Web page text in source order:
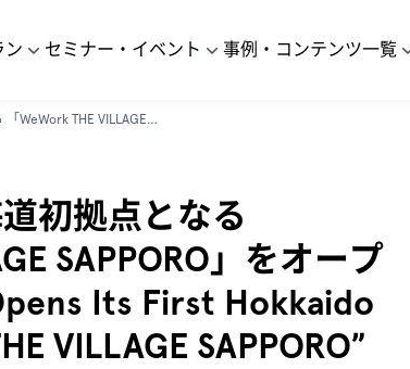
ン セミナー・イベント 事例・コンテンツ一覧
WeWork Japan、北海道初拠点となる 「WeWork THE VILLAGE SAPPORO」をオープン / WeWork Japan Opens Its First Hokkaido Location, “WeWork THE VILLAGE SAPPORO”
初拠点となる
SAPPORO」をオープ
Its First Hokkaido
VILLAGE SAPPORO”